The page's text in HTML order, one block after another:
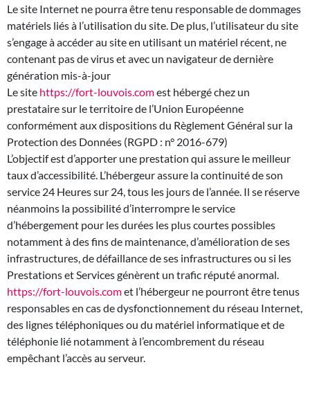
Le site Internet ne pourra être tenu responsable de dommages
matériels liés à l’utilisation du site. De plus, l’utilisateur du site
s’engage à accéder au site en utilisant un matériel récent, ne
contenant pas de virus et avec un navigateur de dernière
génération mis-à-jour
Le site https://fort-louvois.comest hébergé chez un
prestataire sur le territoire de l’Union Européenne
conformément aux dispositions du Règlement Général sur la
Protection des Données (RGPD : n° 2016-679)
L’objectif est d’apporter une prestation qui assure le meilleur
taux d’accessibilité. L’hébergeur assure la continuité de son
service 24 Heures sur 24, tous les jours de l’année. Il se réserve
néanmoins la possibilité d’interrompre le service
d’hébergement pour les durées les plus courtes possibles
notamment à des fins de maintenance, d’amélioration de ses
infrastructures, de défaillance de ses infrastructures ou si les
Prestations et Services génèrent un trafic réputé anormal.
https://fort-louvois.comet l’hébergeur ne pourront être tenus
responsables en cas de dysfonctionnement du réseau Internet,
des lignes téléphoniques ou du matériel informatique et de
téléphonie lié notamment à l’encombrement du réseau
empêchant l’accès au serveur.